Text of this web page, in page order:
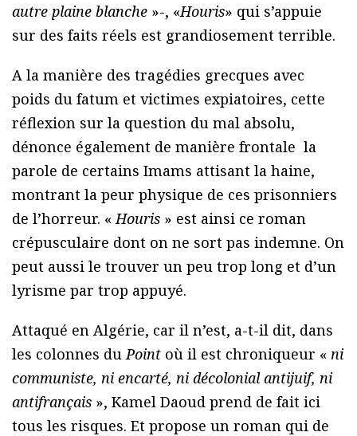
autre plaine blanche »-, «Houris» qui s’appuie
sur des faits réels est grandiosement terrible.
A la manière des tragédies grecques avec
poids du fatum et victimes expiatoires, cette
réflexion sur la question du mal absolu,
dénonce également de manière frontale la
parole de certains Imams attisant la haine,
montrant la peur physique de ces prisonniers
de l’horreur. « Houris » est ainsi ce roman
crépusculaire dont on ne sort pas indemne. On
peut aussi le trouver un peu trop long et d’un
lyrisme par trop appuyé.
Attaqué en Algérie, car il n’est, a-t-il dit, dans
les colonnes duPoint où il est chroniqueur « ni
communiste, ni encarté, ni décolonial antijuif, ni
antifrançais », Kamel Daoud prend de fait ici
tous les risques. Et propose un roman qui de